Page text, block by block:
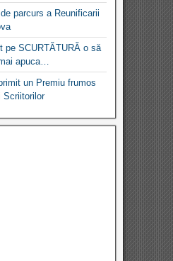
parcurs a Reunificarii
pe SCURTĂTURĂ o să
apuca…
un Premiu frumos
Scriitorilor